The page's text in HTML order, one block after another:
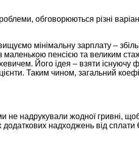
обговорюються різні
мінімальну зарплату –
маленькою пенсією та великим
Його ідея – взяти існуючу
Таким чином, загальний
надрукували жодної гривні,
додаткових надходжень від